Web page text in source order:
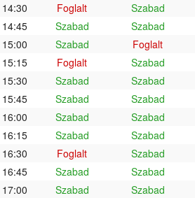
14:30
Foglalt Szabad
14:45
Szabad Szabad
15:00
Szabad Foglalt
15:15
Foglalt Szabad
15:30
Szabad Szabad
15:45
Szabad Szabad
16:00
Szabad Szabad
16:15
Szabad Szabad
16:30
Foglalt Szabad
16:45
Szabad Szabad
17:00
Szabad Szabad